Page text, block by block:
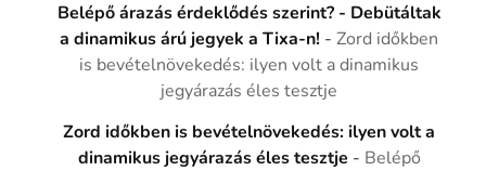
Belépő árazás érdeklődés szerint? - Debütáltak
a dinamikus árú jegyek a Tixa-n! -Zord időkben
is bevételnövekedés: ilyen volt a dinamikus
jegyárazás éles tesztje
Zord időkben is bevételnövekedés: ilyen volt a
dinamikus jegyárazás éles tesztje - Belépő